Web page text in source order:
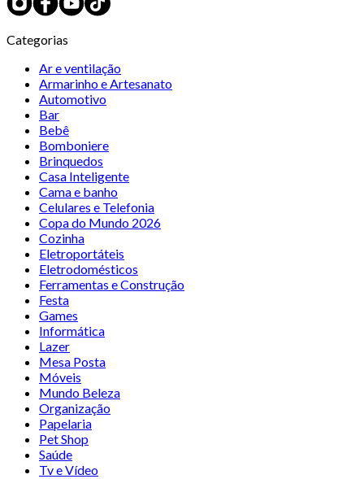
Categorias
Ar e ventilação
Armarinho e Artesanato
Automotivo
Bar
Bebê
Bomboniere
Brinquedos
Casa Inteligente
Cama e banho
Celulares e Telefonia
Copa do Mundo 2026
Cozinha
Eletroportáteis
Eletrodomésticos
Ferramentas e Construção
Festa
Games
Informática
Lazer
Mesa Posta
Móveis
Mundo Beleza
Organização
Papelaria
Pet Shop
Saúde
Tv e Vídeo